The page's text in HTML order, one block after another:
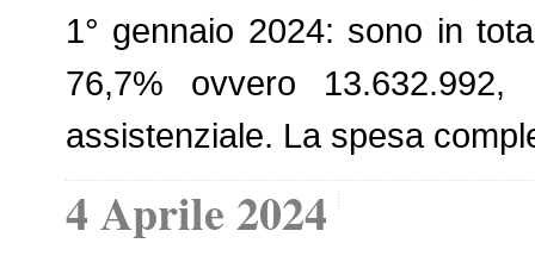
1° gennaio 2024: sono in
76,7% ovvero
assistenziale. La spesa
4 Aprile 2024